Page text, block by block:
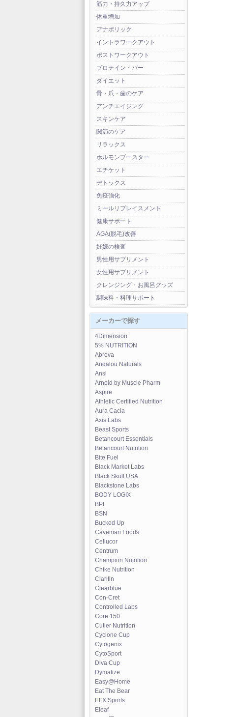
筋力・持久力アップ
体重増加
アナボリック
イントラワークアウト
ポストワークアウト
プロテイン・バー
ダイエット
骨・爪・歯のケア
アンチエイジング
スキンケア
関節のケア
リラックス
ホルモンブースター
エチケット
デトックス
免疫強化
ミールリプレイスメント
健康サポート
AGA(脱毛)改善
妊娠の検査
男性用サプリメント
女性用サプリメント
クレンジング・お風呂グッズ
調味料・料理サポート
メーカーで探す
4Dimension
5% NUTRITION
Abreva
Andalou Naturals
Ansi
Arnold by Muscle Pharm
Aspire
Athletic Certified Nutrition
Aura Cacia
Axis Labs
Beast Sports
Betancourt Essentials
Betancourt Nutrition
Bite Fuel
Black Market Labs
Black Skull USA
Blackstone Labs
BODY LOGIX
BPI
BSN
Bucked Up
Caveman Foods
Cellucor
Centrum
Champion Nutrition
Chike Nutrition
Claritin
Clearblue
Con-Cret
Controlled Labs
Core 150
Cutler Nutrition
Cyclone Cup
Cytogenix
CytoSport
Diva Cup
Dymatize
Easy@Home
Eat The Bear
EFX Sports
Eleaf